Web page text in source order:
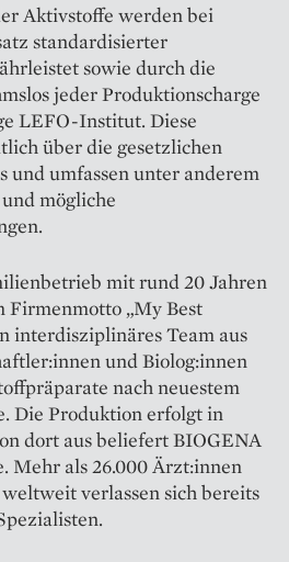
Aktivstoffe werden bei
standardisierter
sowie durch die
jeder Produktionscharge
LEFO-Institut. Diese
über die gesetzlichen
und umfassen unter anderem
mögliche
mit rund 20 Jahren
Firmenmotto „My Best
interdisziplinäres Team aus
und Biolog:innen
nach neuestem
Die Produktion erfolgt in
dort aus beliefert BIOGENA
Mehr als 26.000 Ärzt:innen
verlassen sich bereits